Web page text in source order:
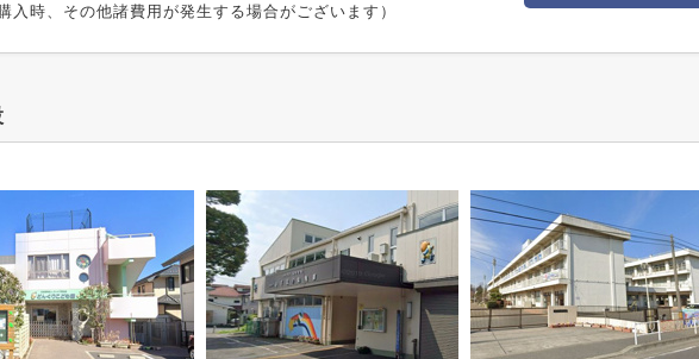
入時、その他諸費用が発生する場合がございます）